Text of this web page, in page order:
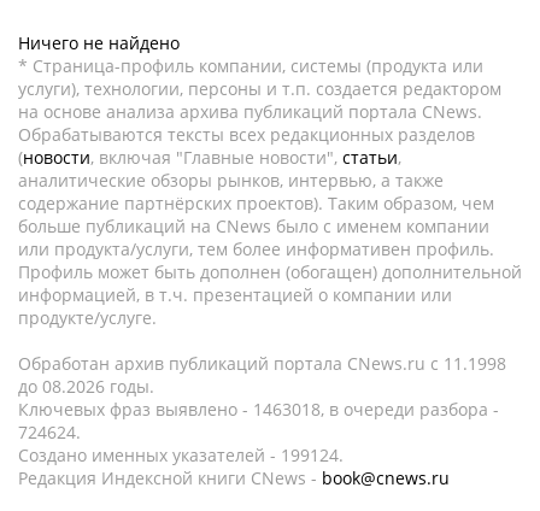
Ничего не найдено
* Страница-профиль компании, системы (продукта или
услуги), технологии, персоны и т.п. создается редактором
на основе анализа архива публикаций портала CNews.
Обрабатываются тексты всех редакционных разделов
(новости, включая "Главные новости", статьи,
аналитические обзоры рынков, интервью, а также
содержание партнёрских проектов). Таким образом, чем
больше публикаций на CNews было с именем компании
или продукта/услуги, тем более информативен профиль.
Профиль может быть дополнен (обогащен) дополнительной
информацией, в т.ч. презентацией о компании или
продукте/услуге.
Обработан архив публикаций портала CNews.ru c 11.1998
до 08.2026 годы.
Ключевых фраз выявлено - 1463018, в очереди разбора -
724624.
Создано именных указателей - 199124.
Редакция Индексной книги CNews - book@cnews.ru